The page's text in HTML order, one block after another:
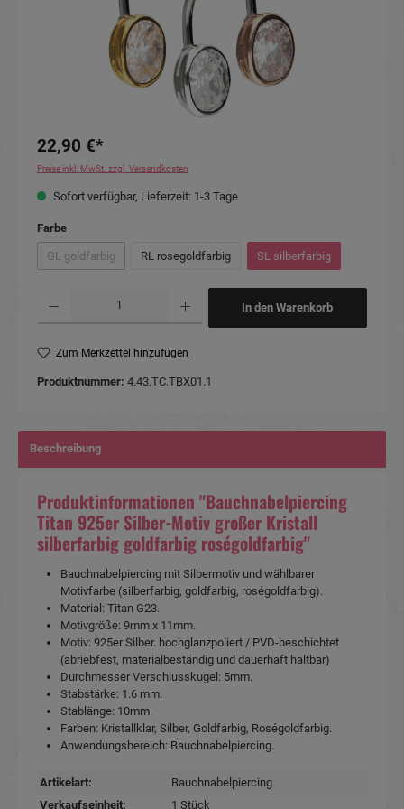
22,90 €*
Preise inkl. MwSt. zzgl. Versandkosten
Sofort verfügbar, Lieferzeit: 1-3 Tage
Farbeauswählen
GL goldfarbig
(Diese Option ist zurzeit nicht verfügbar.)
RL rosegoldfarbig SL silberfarbig
In den Warenkorb
Zum Merkzettel hinzufügen
Produktnummer: 4.43.TC.TBX01.1
Beschreibung
Produktinformationen "Bauchnabelpiercing
Titan 925er Silber-Motiv großer Kristall
silberfarbig goldfarbig roségoldfarbig"
Bauchnabelpiercing mit Silbermotiv und wählbarer
Motivfarbe (silberfarbig, goldfarbig, roségoldfarbig).
Material: Titan G23.
Motivgröße: 9mm x 11mm.
Motiv: 925er Silber. hochglanzpoliert / PVD-beschichtet
(abriebfest, materialbeständig und dauerhaft haltbar)
Durchmesser Verschlusskugel: 5mm.
Stabstärke: 1.6 mm.
Stablänge: 10mm.
Farben: Kristallklar, Silber, Goldfarbig, Roségoldfarbig.
Anwendungsbereich: Bauchnabelpiercing.
Artikelart:
Bauchnabelpiercing
Verkaufseinheit:
1 Stück